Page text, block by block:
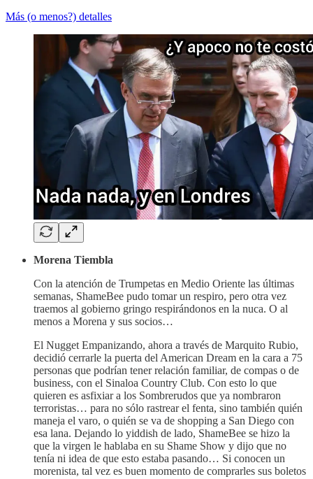
Más (o menos?) detalles
Morena Tiembla
Con la atención de Trumpetas en Medio Oriente las últimas
semanas, ShameBee pudo tomar un respiro, pero otra vez
traemos al gobierno gringo respirándonos en la nuca. O al
menos a Morena y sus socios…
El Nugget Empanizando, ahora a través de Marquito Rubio,
decidió cerrarle la puerta del American Dream en la cara a 75
personas que podrían tener relación familiar, de compas o de
business, con el Sinaloa Country Club. Con esto lo que
quieren es asfixiar a los Sombrerudos que ya nombraron
terroristas… para no sólo rastrear el fenta, sino también quién
maneja el varo, o quién se va de shopping a San Diego con
esa lana. Dejando lo yiddish de lado, ShameBee se hizo la
que la virgen le hablaba en su Shame Show y dijo que no
tenía ni idea de que esto estaba pasando… Si conocen un
morenista, tal vez es buen momento de comprarles sus boletos